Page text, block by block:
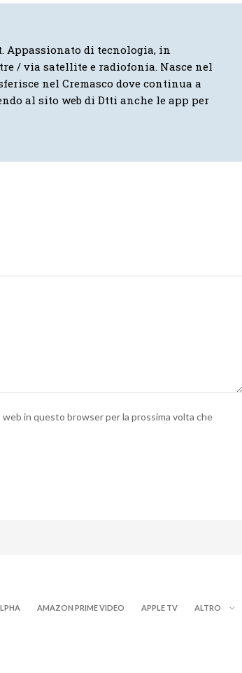
Appassionato di tecnologia, in
/ via satellite e radiofonia. Nasce nel
nel Cremasco dove continua a
al sito web di Dtti anche le app per
web in questo browser per la prossima volta che
AMAZON PRIME VIDEO APPLE TV ALTRO